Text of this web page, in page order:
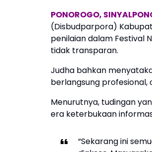
PONOROGO,
(Disbudparpora)
penilaian dalam Festival
tidak transparan.
Judha bahkan
berlangsung
Menurutnya, tudingan
era keterbukaan
“Sekarang ini